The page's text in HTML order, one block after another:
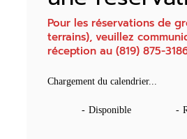
Pour les réservations de
terrains), veuillez
réception au (819) 875-
Chargement du calendrier...
- Disponible -